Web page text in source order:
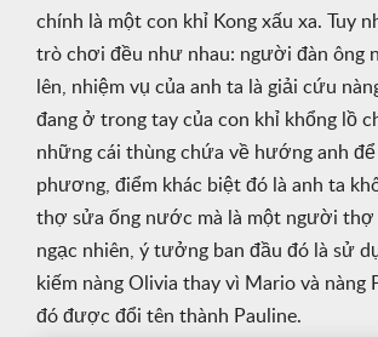
chính là một con khỉ Kong xấu xa. Tuy
trò chơi đều như nhau: người đàn ông
lên, nhiệm vụ của anh ta là giải cứu
đang ở trong tay của con khỉ khổng lồ
những cái thùng chứa về hướng anh
phương, điểm khác biệt đó là anh ta
thợ sửa ống nước mà là một người thợ
ngạc nhiên, ý tưởng ban đầu đó là sử
kiếm nàng Olivia thay vì Mario và nàng
đó được đổi tên thành Pauline.